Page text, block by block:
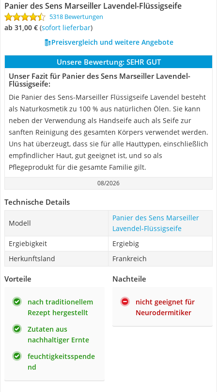
Panier des Sens Marseiller Lavendel-Flüssigseife
5318 Bewertungen
ab 31,00 € ( Sofort lieferbar)
Preisvergleich und weitere Angebote
Unsere Bewertung: SEHR GUT
Unser Fazit für Panier des Sens Marseiller Lavendel-
Flüssigseife:
Die Panier des Sens-Marseiller Flüssigseife Lavendel besteht
als Naturkosmetik zu 100 % aus natürlichen Ölen. Sie kann
neben der Verwendung als Handseife auch als Seife zur
sanften Reinigung des gesamten Körpers verwendet werden.
Uns hat überzeugt, dass sie für alle Hauttypen, einschließlich
empfindlicher Haut, gut geeignet ist, und so als
Pflegeprodukt für die gesamte Familie gilt.
08/2026
Technische Details
Modell
Panier des Sens Marseiller
Lavendel-Flüssigseife
Ergiebigkeit
Ergiebig
Herkunftsland
Frankreich
Vorteile
nach traditionellem
Rezept hergestellt
Zutaten aus
nachhaltiger Ernte
feuchtigkeitsspende
nd
Nachteile
nicht geeignet für
Neurodermitiker